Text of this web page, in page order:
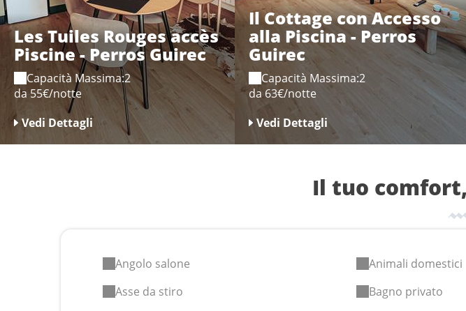
Les Tuiles Rouges accès
Piscine - Perros Guirec
Capacità Massima:2
da 55€/notte
Vedi Dettagli
Il Cottage con Accesso
alla Piscina - Perros
Guirec
Capacità Massima:2
da 63€/notte
Vedi Dettagli
Il tuo
Angolo salone Animali domestici
Asse da stiro
Bagno privato